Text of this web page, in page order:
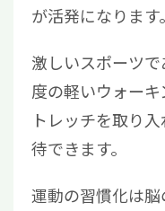
が活発になります。
激しいスポーツ
度の軽いウォー
トレッチを取り
待できます。
運動の習慣化は